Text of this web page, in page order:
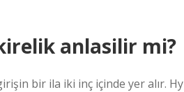
anlasilir mi?
bir ila iki inç içinde yer alır.